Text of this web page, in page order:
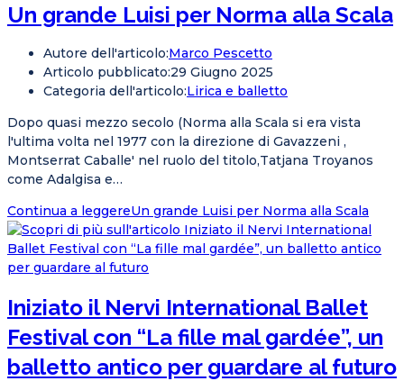
Un grande Luisi per Norma alla Scala
Autore dell'articolo:Marco Pescetto
Articolo pubblicato:29 Giugno 2025
Categoria dell'articolo:Lirica e balletto
Dopo quasi mezzo secolo (Norma alla Scala si era vista
l'ultima volta nel 1977 con la direzione di Gavazzeni ,
Montserrat Caballe' nel ruolo del titolo,Tatjana Troyanos
come Adalgisa e…
Continua a leggereUn grande Luisi per Norma alla Scala
Iniziato il Nervi International Ballet
Festival con “La fille mal gardée”, un
balletto antico per guardare al futuro